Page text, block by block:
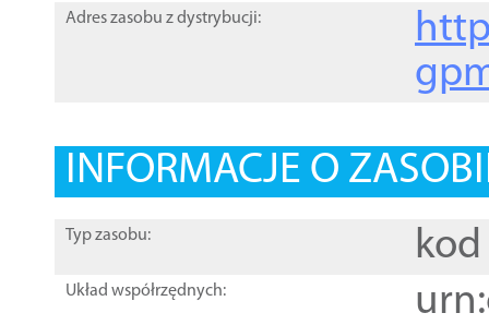
Adres zasobu z dystrybucji:
INFORMACJE O
Typ zasobu: kod
Układ współrzędnych: